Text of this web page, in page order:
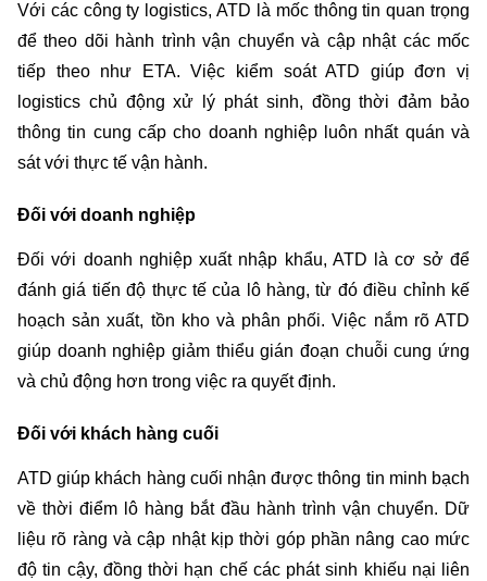
Với các công ty logistics, ATD là mốc thông tin quan trọng
để theo dõi hành trình vận chuyển và cập nhật các mốc
tiếp theo như ETA. Việc kiểm soát ATD giúp đơn vị
logistics chủ động xử lý phát sinh, đồng thời đảm bảo
thông tin cung cấp cho doanh nghiệp luôn nhất quán và
sát với thực tế vận hành.
Đối với doanh nghiệp
Đối với doanh nghiệp xuất nhập khẩu, ATD là cơ sở để
đánh giá tiến độ thực tế của lô hàng, từ đó điều chỉnh kế
hoạch sản xuất, tồn kho và phân phối. Việc nắm rõ ATD
giúp doanh nghiệp giảm thiểu gián đoạn chuỗi cung ứng
và chủ động hơn trong việc ra quyết định.
Đối với khách hàng cuối
ATD giúp khách hàng cuối nhận được thông tin minh bạch
về thời điểm lô hàng bắt đầu hành trình vận chuyển. Dữ
liệu rõ ràng và cập nhật kịp thời góp phần nâng cao mức
độ tin cậy, đồng thời hạn chế các phát sinh khiếu nại liên